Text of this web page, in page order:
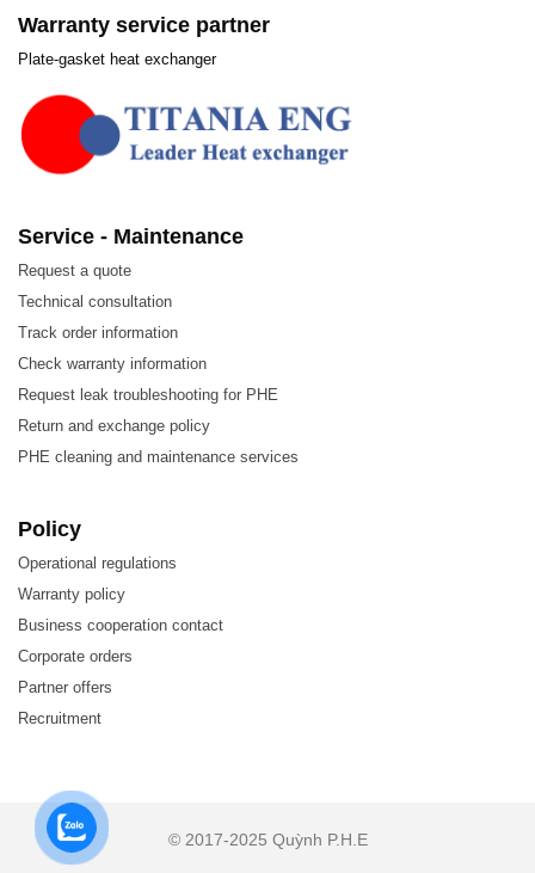
Hastelloy-B, Hastelloy-C
Đặc điểm của LHE HT451 Plate – Tấm trao đổi
nhiệt
Warranty service partner
Plate-gasket heat exchanger
Service - Maintenance
Request a quote
Technical consultation
Track order information
Check warranty information
Request leak troubleshooting for PHE
Return and exchange policy
PHE cleaning and maintenance services
Policy
Operational regulations
Warranty policy
Business cooperation contact
Corporate orders
Partner offers
Recruitment
© 2017-2025 Quỳnh P.H.E